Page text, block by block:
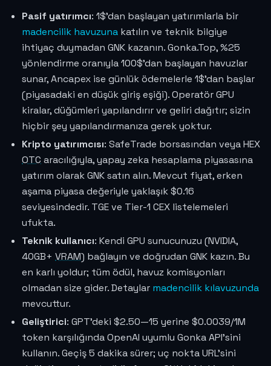
Pasif yatırımcı: 1$'dan başlayan yatırımlarla bir
madencilik havuzuna katılın ve teknik bilgiye
ihtiyaç duymadan GNK kazanın. Gonka.Top, %25
yönlendirme oranıyla 100$'dan başlayan havuzlar
sunar, Ancapex ise günlük ödemelerle 1$'dan başlar
(piyasadaki en düşük giriş eşiği). Operatör GPU
kiralar, düğümleri yapılandırır ve geliri dağıtır; sizin
hiçbir şey yapılandırmanıza gerek yoktur.
Kripto yatırımcısı: SafeTrade borsasından veya HEX
OTC aracılığıyla, yapay zeka hesaplama piyasasına
yatırım olarak GNK satın alın. Mevcut fiyat, erken
aşama piyasa değeriyle yaklaşık$0.16
seviyesindedir. TGE ve Tier-1 CEX listelemeleri
ufukta.
Teknik kullanıcı: Kendi GPU sunucunuzu (NVIDIA,
40GB+ VRAM) bağlayın ve doğrudan GNK kazın. Bu
en karlı yoldur; tüm ödül, havuz komisyonları
olmadan size gider. Detaylar madencilik kılavuzunda
mevcuttur.
Geliştirici: GPT'deki $2.50—15 yerine $0.0039/1M
token karşılığında OpenAI uyumlu Gonka API'sini
kullanın. Geçiş 5 dakika sürer; uç nokta URL'sini